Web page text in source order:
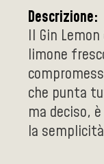
Descrizione:
Il Gin
limone
che punta
ma deciso,
la